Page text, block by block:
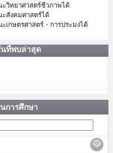
วิทยาศาสตร์ชีวภาพได้
สังคมศาสตร์ได้
เกษตรศาสตร์・การประมงได้
ที่พบล่าสุด
การศึกษา